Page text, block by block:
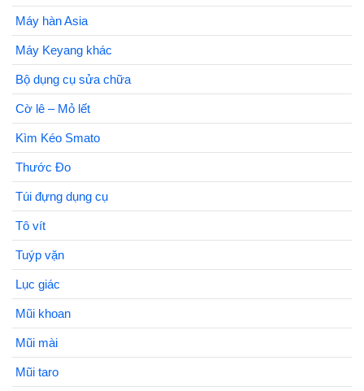
Máy hàn Asia
Máy Keyang khác
Bộ dụng cụ sửa chữa
Cờ lê – Mỏ lết
Kìm Kéo Smato
Thước Đo
Túi đựng dụng cụ
Tô vít
Tuýp vặn
Lục giác
Mũi khoan
Mũi mài
Mũi taro